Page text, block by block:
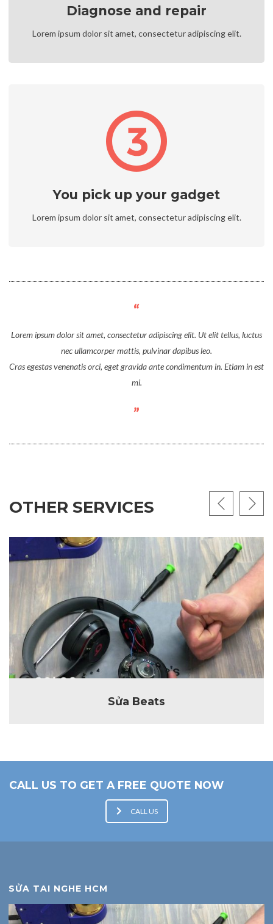
Diagnose and repair
Lorem ipsum dolor sit amet, consectetur adipiscing elit.
You pick up your gadget
Lorem ipsum dolor sit amet, consectetur adipiscing elit.
Lorem ipsum dolor sit amet, consectetur adipiscing elit. Ut elit tellus, luctus
nec ullamcorper mattis, pulvinar dapibus leo.
Cras egestas venenatis orci, eget gravida ante condimentum in. Etiam in est
mi.
OTHER SERVICES
Sửa Beats
CALL US TO GET A FREE QUOTE NOW
CALL US
SỬA TAI NGHE HCM